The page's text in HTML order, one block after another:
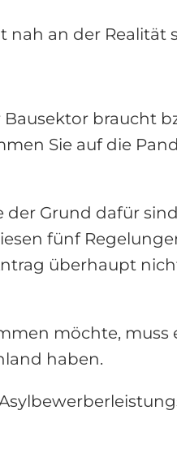
nah an der Realität
braucht
Sie auf die
Grund dafür
fünf
überhaupt
möchte, muss
haben.